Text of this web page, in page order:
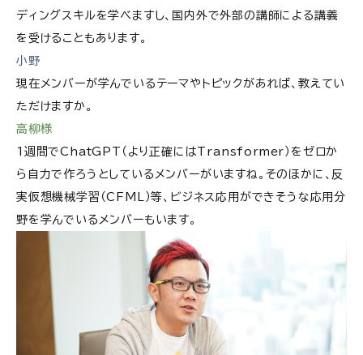
ディングスキルを学べますし、国内外で外部の講師による講義
を受けることもあります。
小野
現在メンバーが学んでいるテーマやトピックがあれば、教えてい
ただけますか。
高柳様
1週間でChatGPT（より正確にはTransformer）をゼロか
ら自力で作ろうとしているメンバーがいますね。そのほかに、反
実仮想機械学習（CFML）等、ビジネス応用ができそうな応用分
野を学んでいるメンバーもいます。